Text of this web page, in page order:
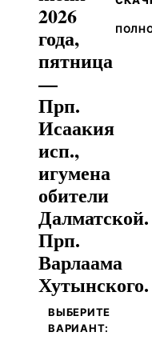
2026
года,
пятница
—
Прп.
Исаакия
исп.,
игумена
обители
Далматской.
Прп.
Варлаама
Хутынского.
ВЫБЕРИТЕ
ВАРИАНТ: